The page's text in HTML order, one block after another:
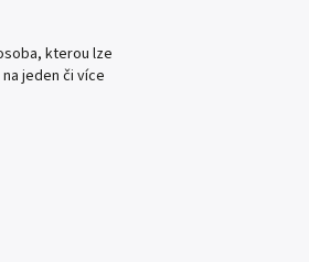
kterou lze
jeden či více